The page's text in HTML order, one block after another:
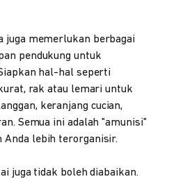
juga memerlukan berbagai
pendukung untuk
hal-hal seperti
rak atau lemari untuk
keranjang cucian,
Semua ini adalah "amunisi"
Anda lebih terorganisir.
juga tidak boleh diabaikan.